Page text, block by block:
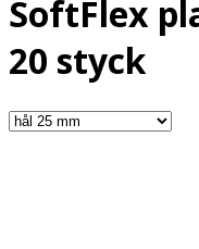
SoftFlex
20 styck